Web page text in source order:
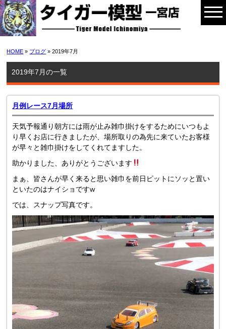
HOME » ブログ » 2019年7月
2019年7月の一覧
月例レース7月場所
天気予報通り朝方には雨が止み雑巾掛けをするためにいつもよ
り早くお店に行きましたが、場所取りの為先に来ていたお客様
が早々と雑巾掛けをしてくれてますした。
助かりました、ありがとうございます
まぁ、皆さんが早く来ると思い雑巾を前日ピットにソッと置い
といたのはナイショですw
では、スナップ写真です。